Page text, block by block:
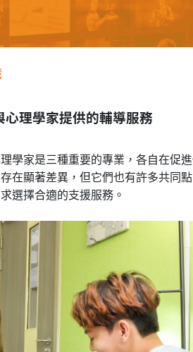
理學家提供的輔導服務
學家是三種重要的專業，各自在促
在顯著差異，但它們也有許多共同
選擇合適的支援服務。